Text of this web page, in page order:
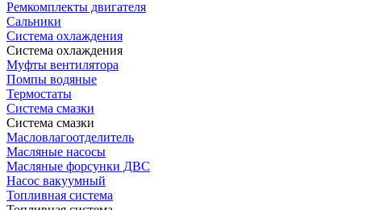
Ремкомплекты двигателя
Сальники
Система охлаждения
Система охлаждения
Муфты вентилятора
Помпы водяные
Термостаты
Система смазки
Система смазки
Масловлагоотделитель
Масляные насосы
Масляные форсунки ДВС
Насос вакуумный
Топливная система